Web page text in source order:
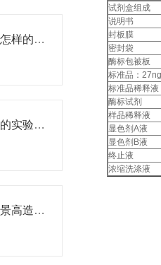
小鼠ELISA试剂盒有着怎样的特点呢？
小鼠ELISA试剂盒具体的实验步骤是怎样的呢？
ELISA试验结果空白背景高造成原因
试剂盒组成
说明书
封板膜
密封袋
酶标包被板
标准品：
标准品稀释液
酶标试剂
样品稀释液
显色剂A液
显色剂B液
终止液
浓缩洗涤液